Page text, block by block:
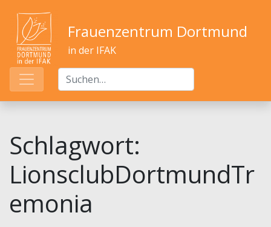
Frauenzentrum Dortmund
in der IFAK
Schlagwort:
LionsclubDortmundTr
emonia